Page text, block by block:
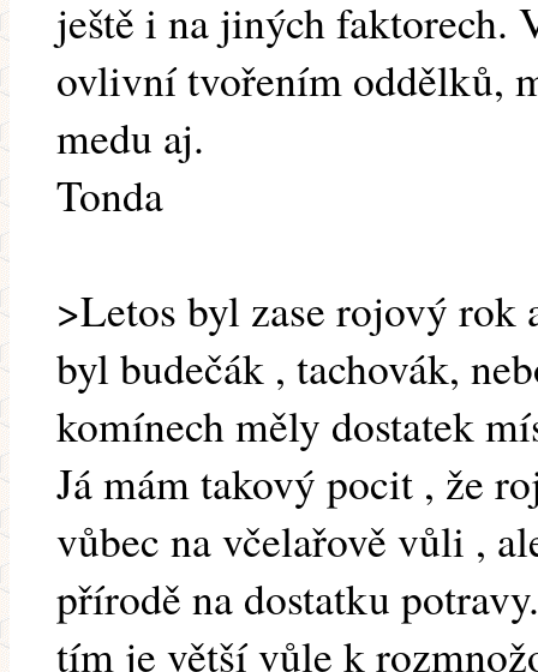
ještě i na jiných faktorech.
ovlivní tvořením oddělků,
medu aj.
Tonda
>Letos byl zase rojový
byl budečák , tachovák,
komínech měly dostatek
Já mám takový pocit , že
vůbec na včelařově vůli ,
přírodě na dostatku
tím je větší vůle k